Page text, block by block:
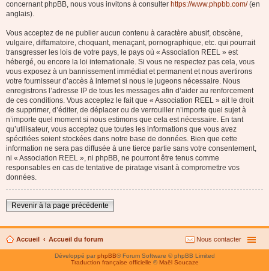
concernant phpBB, nous vous invitons à consulter https://www.phpbb.com/(en
anglais).
Vous acceptez de ne publier aucun contenu à caractère abusif, obscène,
vulgaire, diffamatoire, choquant, menaçant, pornographique, etc. qui pourrait
transgresser les lois de votre pays, le pays où « Association REEL » est
hébergé, ou encore la loi internationale. Si vous ne respectez pas cela, vous
vous exposez à un bannissement immédiat et permanent et nous avertirons
votre fournisseur d’accès à internet si nous le jugeons nécessaire. Nous
enregistrons l’adresse IP de tous les messages afin d’aider au renforcement
de ces conditions. Vous acceptez le fait que « Association REEL » ait le droit
de supprimer, d’éditer, de déplacer ou de verrouiller n’importe quel sujet à
n’importe quel moment si nous estimons que cela est nécessaire. En tant
qu’utilisateur, vous acceptez que toutes les informations que vous avez
spécifiées soient stockées dans notre base de données. Bien que cette
information ne sera pas diffusée à une tierce partie sans votre consentement,
ni « Association REEL », ni phpBB, ne pourront être tenus comme
responsables en cas de tentative de piratage visant à compromettre vos
données.
Revenir à la page précédente
Accueil Accueil du forum Nous contacter
Développé parphpBB® Forum Software © phpBB Limited
Traduction française officielle © Maël Soucaze